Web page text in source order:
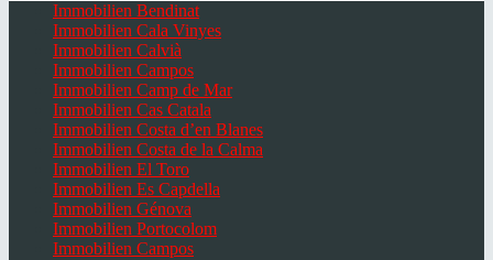
Immobilien Bendinat
Immobilien Cala Vinyes
Immobilien Calvià
Immobilien Campos
Immobilien Camp de Mar
Immobilien Cas Catala
Immobilien Costa d’en Blanes
Immobilien Costa de la Calma
Immobilien El Toro
Immobilien Es Capdella
Immobilien Génova
Immobilien Portocolom
Immobilien Campos